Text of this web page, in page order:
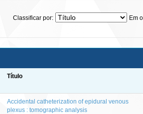
Classificar por: Em
Título
Accidental catheterization of epidural venous
plexus : tomographic analysis